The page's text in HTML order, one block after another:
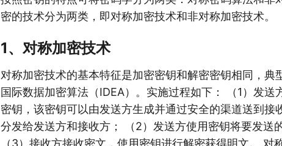
密的技术分为两类，即对称加密技术和非对称加密技术。
1、对称加密技术
对称加密技术的基本特征是加密密钥和解密密钥相同，典
国际数据加密算法（IDEA）。实施过程如下： （1）发
密钥，该密钥可以由发送方生成并通过安全的渠道送到接
分发给发送方和接收方； （2）发送方使用密钥将要发送
（3）接收方接收密文，使用密钥进行解密获得明文。 对